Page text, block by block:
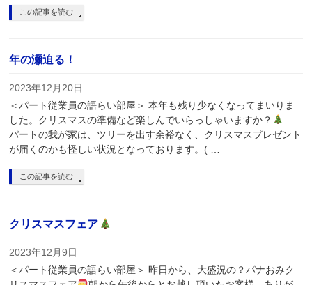
この記事を読む
年の瀬迫る！
2023年12月20日
＜パート従業員の語らい部屋＞ 本年も残り少なくなってまいりま
した。クリスマスの準備など楽しんでいらっしゃいますか？
パートの我が家は、ツリーを出す余裕なく、クリスマスプレゼント
が届くのかも怪しい状況となっております。( …
この記事を読む
クリスマスフェア
2023年12月9日
＜パート従業員の語らい部屋＞ 昨日から、大盛況の？パナおみク